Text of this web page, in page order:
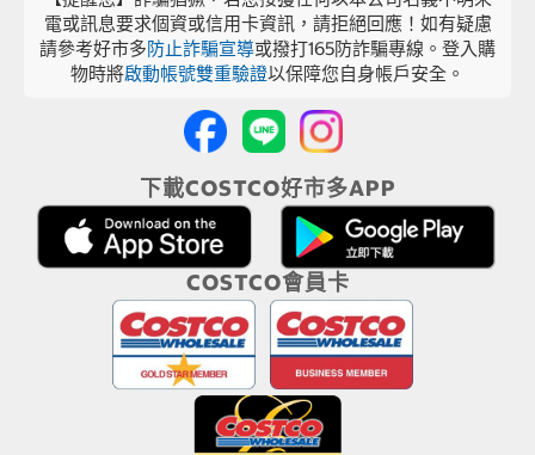
電或訊息要求個資或信用卡資訊，請拒絕回應！如有疑慮
請參考好市多防止詐騙宣導或撥打165防詐騙專線。登入購
物時將啟動帳號雙重驗證以保障您自身帳戶安全。
下載COSTCO好市多APP
COSTCO會員卡